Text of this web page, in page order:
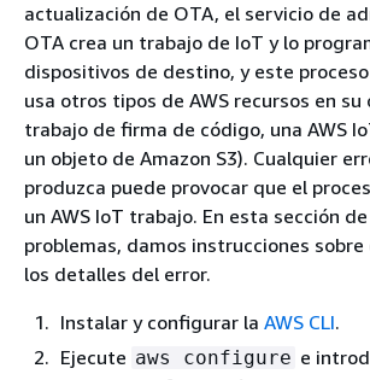
actualización de OTA, el servicio de
OTA crea un trabajo de IoT y lo
dispositivos de destino, y este
usa otros tipos de AWS recursos en su
trabajo de firma de código, una AWS
un objeto de Amazon S3). Cualquier
produzca puede provocar que el
un AWS IoT trabajo. En esta sección
problemas, damos instrucciones
los detalles del error.
Instalar y configurar la AWS CLI.
Ejecute aws configure e